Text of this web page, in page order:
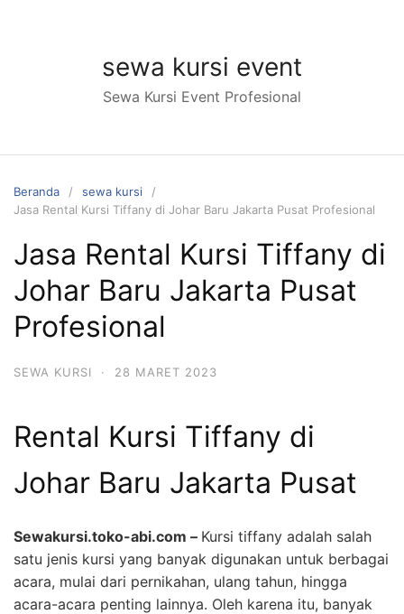
sewa kursi event
Sewa Kursi Event Profesional
Beranda
sewa kursi
Jasa Rental Kursi Tiffany di Johar Baru Jakarta Pusat Profesional
Jasa Rental Kursi Tiffany di
Johar Baru Jakarta Pusat
Profesional
SEWA KURSI · 28 MARET 2023
Rental Kursi Tiffany di
Johar Baru Jakarta Pusat
Sewakursi.toko-abi.com – Kursi tiffany adalah salah
satu jenis kursi yang banyak digunakan untuk berbagai
acara, mulai dari pernikahan, ulang tahun, hingga
acara-acara penting lainnya. Oleh karena itu, banyak